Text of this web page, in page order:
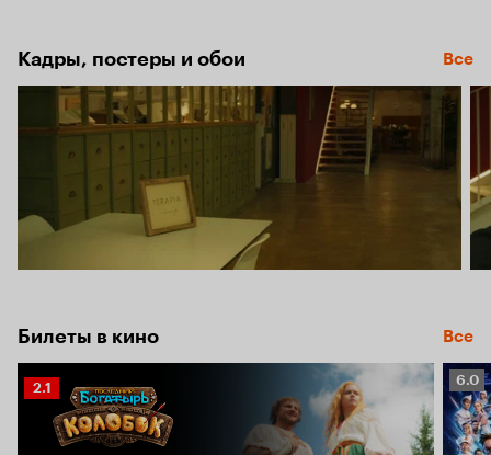
Кадры, постеры и обои Все
Билеты в кино Все
Рейтинг
Кинопоиска
2.1
6.0
6.0